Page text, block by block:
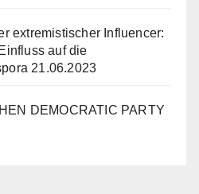
extremistischer Influencer:
auf die
21.06.2023
DEMOCRATIC PARTY